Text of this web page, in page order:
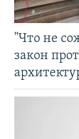
"Что не
закон